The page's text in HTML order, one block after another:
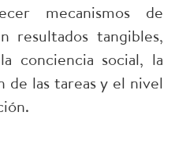
mecanismos de
resultados tangibles,
conciencia social, la
de las tareas y el nivel